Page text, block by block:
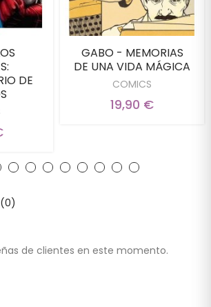
DE
GABO - MEMORIAS
DE UNA VIDA MÁGICA
COMICS
19,90 €
de clientes en este momento.